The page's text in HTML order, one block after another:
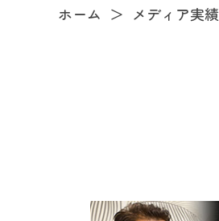
ホーム メディア実績